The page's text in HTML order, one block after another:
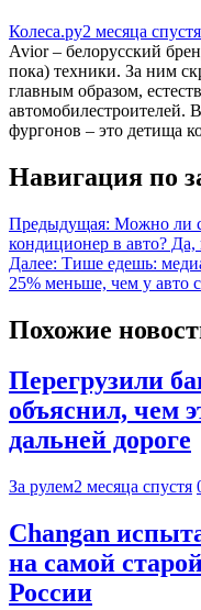
Колеса.ру2 месяца спустя
Avior – белорусский
пока) техники. За ним
главным образом,
автомобилестроителей.
фургонов – это детища
Навигация по
Предыдущая: Можно ли
кондиционер в авто?
Далее: Тише едешь:
25% меньше, чем у авто
Похожие
Перегрузили
объяснил, чем
дальней дороге
За рулем2 месяца спустя
Changan
на самой
России